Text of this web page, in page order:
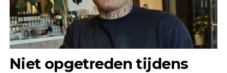
Niet opgetreden tijdens